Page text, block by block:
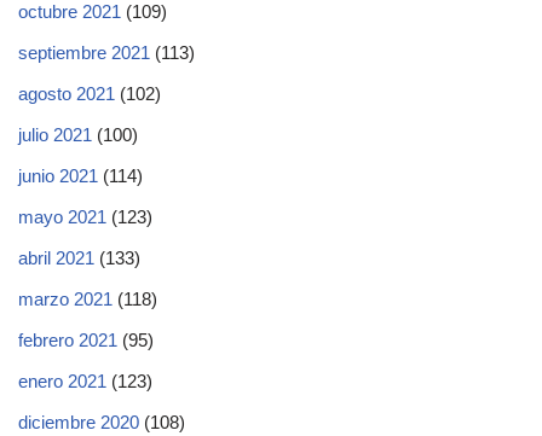
octubre 2021 (109)
septiembre 2021 (113)
agosto 2021 (102)
julio 2021 (100)
junio 2021 (114)
mayo 2021 (123)
abril 2021 (133)
marzo 2021 (118)
febrero 2021 (95)
enero 2021 (123)
diciembre 2020 (108)